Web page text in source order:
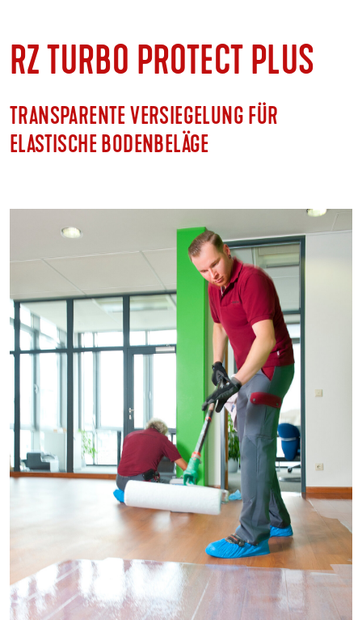
RZ TURBO PROTECT PLUS
TRANSPARENTE VERSIEGELUNG FÜR
ELASTISCHE BODENBELÄGE